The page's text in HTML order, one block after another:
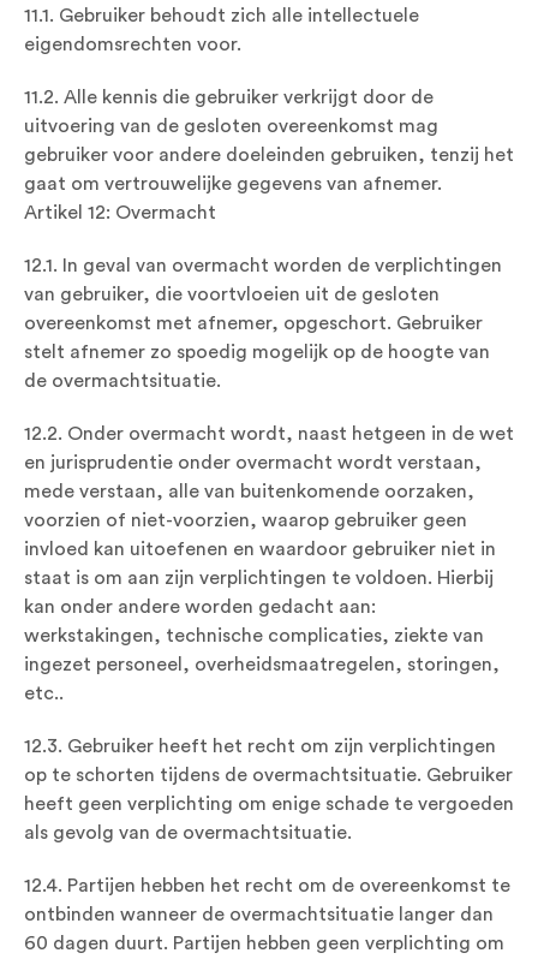
11.1. Gebruiker behoudt zich alle intellectuele
eigendomsrechten voor.
11.2. Alle kennis die gebruiker verkrijgt door de
uitvoering van de gesloten overeenkomst mag
gebruiker voor andere doeleinden gebruiken, tenzij het
gaat om vertrouwelijke gegevens van afnemer.
Artikel 12: Overmacht
12.1. In geval van overmacht worden de verplichtingen
van gebruiker, die voortvloeien uit de gesloten
overeenkomst met afnemer, opgeschort. Gebruiker
stelt afnemer zo spoedig mogelijk op de hoogte van
de overmachtsituatie.
12.2. Onder overmacht wordt, naast hetgeen in de wet
en jurisprudentie onder overmacht wordt verstaan,
mede verstaan, alle van buitenkomende oorzaken,
voorzien of niet-voorzien, waarop gebruiker geen
invloed kan uitoefenen en waardoor gebruiker niet in
staat is om aan zijn verplichtingen te voldoen. Hierbij
kan onder andere worden gedacht aan:
werkstakingen, technische complicaties, ziekte van
ingezet personeel, overheidsmaatregelen, storingen,
etc..
12.3. Gebruiker heeft het recht om zijn verplichtingen
op te schorten tijdens de overmachtsituatie. Gebruiker
heeft geen verplichting om enige schade te vergoeden
als gevolg van de overmachtsituatie.
12.4. Partijen hebben het recht om de overeenkomst te
ontbinden wanneer de overmachtsituatie langer dan
60 dagen duurt. Partijen hebben geen verplichting om